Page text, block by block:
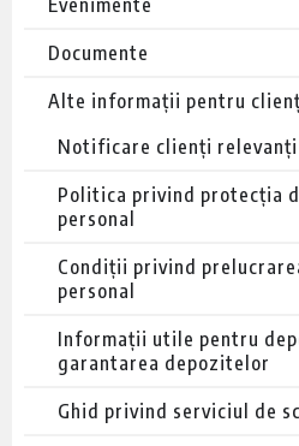
Evenimente
Documente
Alte informații pentru
Notificare clienți relevanți
Politica privind protecția
personal
Condiții privind
personal
Informații utile pentru
garantarea depozitelor
Ghid privind serviciul de